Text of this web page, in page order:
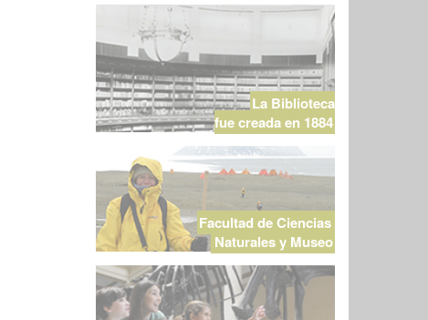
La Biblioteca
fue creada en 1884
Facultad de Ciencias
Naturales y Museo